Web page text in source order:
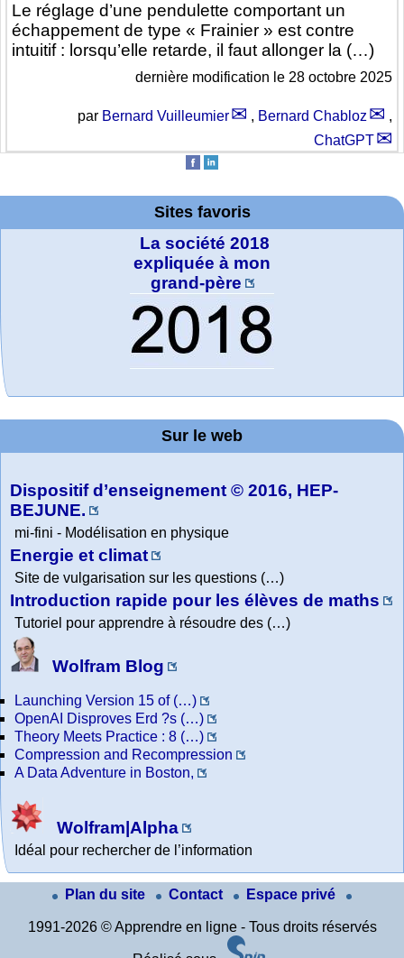
Le réglage d’une pendulette comportant un
échappement de type « Frainier » est contre
intuitif : lorsqu’elle retarde, il faut allonger la (…)
dernière modification le 28 octobre 2025
par Bernard Vuilleumier , Bernard Chabloz
,
ChatGPT
Sites favoris
Arts-Scènes
La société 2018
expliquée à mon
grand-père
Wolfram
Education Portal
Online math
practice and
lessons
MATHCURVE.CO
M
Wolfram web
resources
Office fédéral de
la statistique
Wolfram
Demonstrations
Project. College
Physics
TED Talks
Wolfram
Mathematica
Tutorial
Collection
Sur le web
Dispositif d’enseignement © 2016, HEP-
BEJUNE.
mi-fini - Modélisation en physique
Energie et climat
Site de vulgarisation sur les questions (…)
Introduction rapide pour les élèves de maths
Tutoriel pour apprendre à résoudre des (…)
Wolfram Blog
Launching Version 15 of (…)
OpenAI Disproves Erd ?s (…)
Theory Meets Practice : 8 (…)
Compression and Recompression
A Data Adventure in Boston,
Wolfram|Alpha
Idéal pour rechercher de l’information
Plan du site Contact Espace privé
1991-2026 © Apprendre en ligne - Tous droits réservés